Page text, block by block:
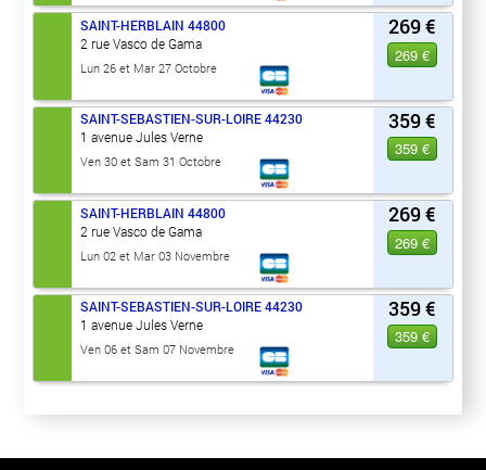
269 €
269 €
SAINT-HERBLAIN 44800
2 rue Vasco de Gama
Lun 26 et Mar 27 Octobre
359 €
359 €
SAINT-SEBASTIEN-SUR-LOIRE 44230
1 avenue Jules Verne
Ven 30 et Sam 31 Octobre
269 €
269 €
SAINT-HERBLAIN 44800
2 rue Vasco de Gama
Lun 02 et Mar 03 Novembre
359 €
359 €
SAINT-SEBASTIEN-SUR-LOIRE 44230
1 avenue Jules Verne
Ven 06 et Sam 07 Novembre